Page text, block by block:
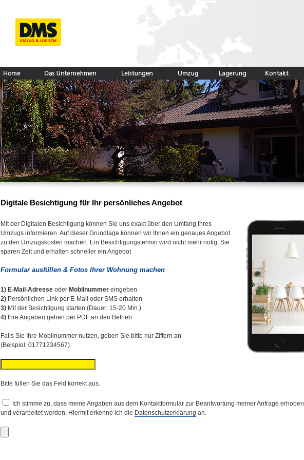
Digitale Besichtigung für Ihr persönliches Angebot
Mit der Digitalen Besichtigung können Sie uns exakt über den Umfang Ihres
Umzugs informieren. Auf dieser Grundlage können wir Ihnen ein genaues Angebot
zu den Umzugskosten machen. Ein Besichtigungstermin wird nicht mehr nötig. Sie
sparen Zeit und erhalten schneller ein Angebot
Formular ausfüllen & Fotos Ihrer Wohnung machen
1) E-Mail-Adresse oder Mobilnummer eingeben
2) Persönlichen Link per E-Mail oder SMS erhalten
3) Mit der Besichtigung starten (Dauer: 15-20 Min.)
4) Ihre Angaben gehen per PDF an den Betrieb
Falls Sie Ihre Mobilnummer nutzen, geben Sie bitte nur Ziffern an
(Beispiel: 01771234567).
Bitte füllen Sie das Feld korrekt aus.
Ich stimme zu, dass meine Angaben aus dem Kontaktformular zur Beantwortung meiner Anfrage erhoben
und verarbeitet werden. Hiermit erkenne ich die Datenschutzerklärung an.